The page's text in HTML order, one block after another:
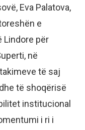
Eva Palatova,
e
Lindore për
në
të saj
të shoqërisë
institucional
i ri i